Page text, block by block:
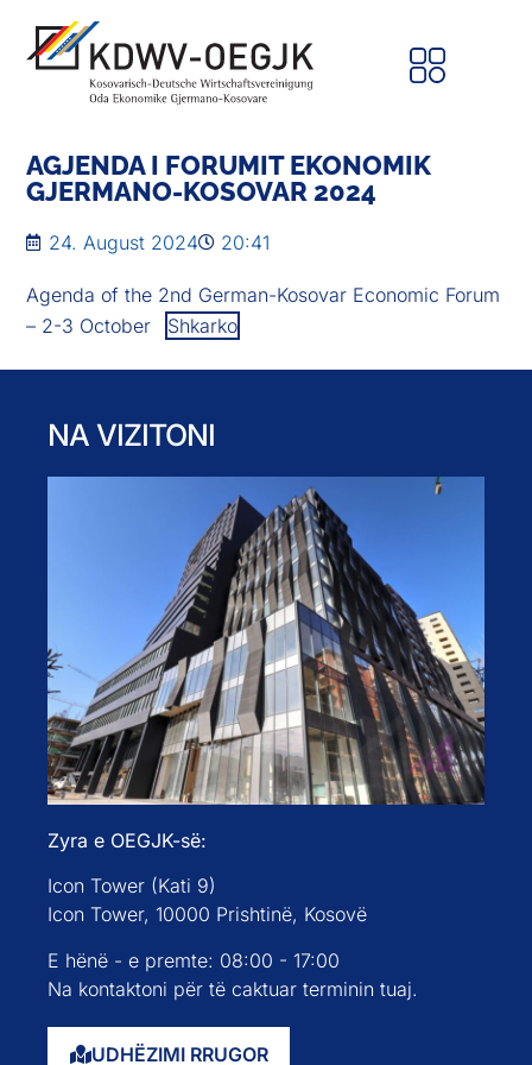
AGJENDA I FORUMIT EKONOMIK
GJERMANO-KOSOVAR 2024
24. August 2024 20:41
Agenda of the 2nd German-Kosovar Economic Forum
– 2-3 October
Shkarko
NA VIZITONI
Zyra e OEGJK-së:
Icon Tower (Kati 9)
Icon Tower, 10000 Prishtinë, Kosovë
E hënë - e premte: 08:00 - 17:00
Na kontaktoni për të caktuar terminin tuaj.
UDHËZIMI RRUGOR